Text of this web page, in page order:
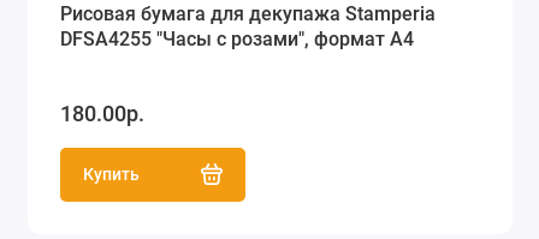
Рисовая бумага для декупажа Stamperia
DFSA4255 "Часы с розами", формат А4
180.00р.
Купить